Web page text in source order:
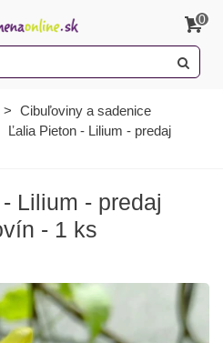
0
> Cibuľoviny a sadenice
Ľalia Pieton - Lilium - predaj
Lilium - predaj
- 1 ks